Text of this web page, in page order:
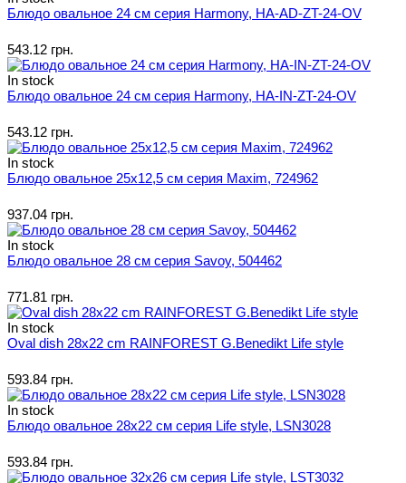
Блюдо овальное 24 см серия Harmony, HA-AD-ZT-24-OV
543.12 грн.
In stock
Блюдо овальное 24 см серия Harmony, HA-IN-ZT-24-OV
543.12 грн.
In stock
Блюдо овальное 25х12,5 см серия Maxim, 724962
937.04 грн.
In stock
Блюдо овальное 28 см серия Savoy, 504462
771.81 грн.
In stock
Oval dish 28x22 cm RAINFOREST G.Benedikt Life style
593.84 грн.
In stock
Блюдо овальное 28x22 см серия Life style, LSN3028
593.84 грн.